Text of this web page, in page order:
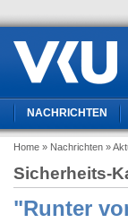
NACHRICHTEN
Home » Nachrichten »
Sicherheits-
"Runter